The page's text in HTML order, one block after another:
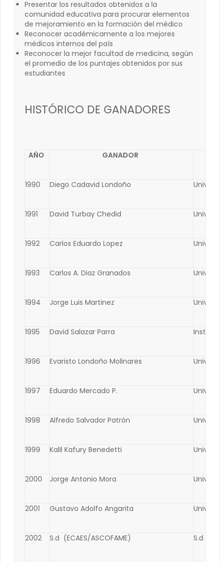
Presentar los resultados obtenidos a la
comunidad educativa para procurar elementos
de mejoramiento en la formación del médico
Reconocer académicamente a los mejores
médicos internos del país
Reconocer la mejor facultad de medicina, según
el promedio de los puntajes obtenidos por sus
estudiantes
HISTÓRICO DE GANADORES
AÑO GANADOR
1990 Diego Cadavid Londoño
1991 David Turbay Chedid
1992 Carlos Eduardo Lopez
1993 Carlos A. Diaz Granados
1994 Jorge Luis Martinez
1995 David Salazar Parra
1996 Evaristo Londoño Molinares
1997 Eduardo Mercado P.
1998 Alfredo Salvador Patrón
1999 Kalil Kafury Benedetti
2000 Jorge Antonio Mora
2001 Gustavo Adolfo Angarita
2002 S.d (ECAES/ASCOFAME) S.d